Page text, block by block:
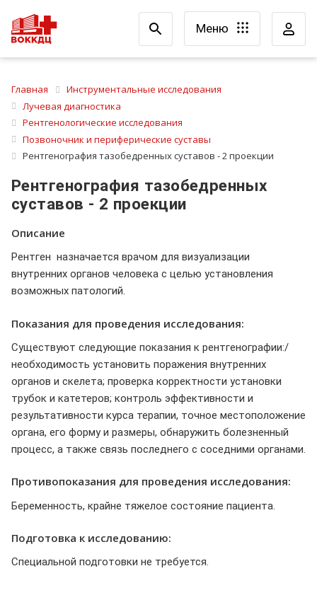
Меню
Главная
Инструментальные исследования
Лучевая диагностика
Рентгенологические исследования
Позвоночник и периферические суставы
Рентгенография тазобедренных суставов - 2 проекции
Рентгенография тазобедренных
суставов - 2 проекции
Описание
Рентген назначается врачом для визуализации
внутренних органов человека с целью установления
возможных патологий.
Показания для проведения исследования:
Существуют следующие показания к рентгенографии:/
необходимость установить поражения внутренних
органов и скелета; проверка корректности установки
трубок и катетеров; контроль эффективности и
результативности курса терапии, точное местоположение
органа, его форму и размеры, обнаружить болезненный
процесс, а также связь последнего с соседними органами.
Противопоказания для проведения исследования:
Беременность, крайне тяжелое состояние пациента.
Подготовка к исследованию:
Специальной подготовки не требуется.